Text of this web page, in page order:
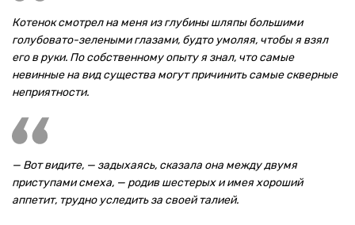
Котенок смотрел на меня из глубины шляпы большими
голубовато-зелеными глазами, будто умоляя, чтобы я взял
его в руки. По собственному опыту я знал, что самые
невинные на вид существа могут причинить самые скверные
неприятности.
— Вот видите, — задыхаясь, сказала она между двумя
приступами смеха, — родив шестерых и имея хороший
аппетит, трудно уследить за своей талией.